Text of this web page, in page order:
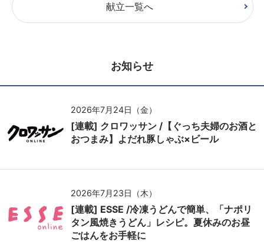
献立一覧へ
お知らせ
2026年7月24日（金）
[連載] クロワッサン /【ぐっち夫婦のお酒と
おつまみ】よだれ豚しゃぶ×ビール
2026年7月23日（木）
[連載] ESSE /冷凍うどんで簡単、「ナポリ
タン風焼きうどん」レシピ。夏休みのお昼
ごはんをお手軽に